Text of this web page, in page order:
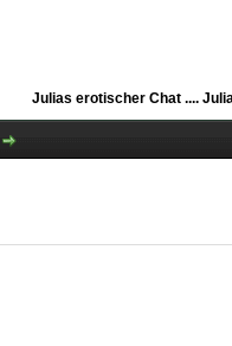
Julias erotischer Chat ....